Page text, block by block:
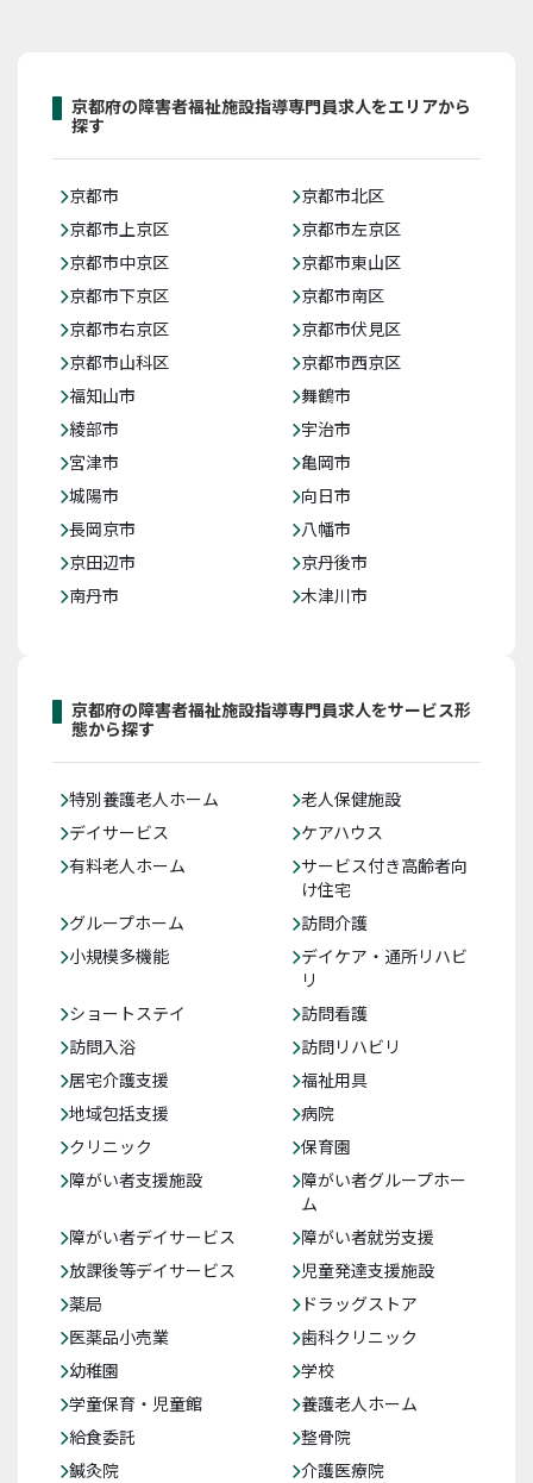
京都府の障害者福祉施設指導専門員求人をエリアから
探す
京都市
京都市北区
京都市上京区
京都市左京区
京都市中京区
京都市東山区
京都市下京区
京都市南区
京都市右京区
京都市伏見区
京都市山科区
京都市西京区
福知山市
舞鶴市
綾部市
宇治市
宮津市
亀岡市
城陽市
向日市
長岡京市
八幡市
京田辺市
京丹後市
南丹市
木津川市
京都府の障害者福祉施設指導専門員求人をサービス形
態から探す
特別養護老人ホーム
老人保健施設
デイサービス
ケアハウス
有料老人ホーム
サービス付き高齢者向
け住宅
グループホーム
訪問介護
小規模多機能
デイケア・通所リハビ
リ
ショートステイ
訪問看護
訪問入浴
訪問リハビリ
居宅介護支援
福祉用具
地域包括支援
病院
クリニック
保育園
障がい者支援施設
障がい者グループホー
ム
障がい者デイサービス
障がい者就労支援
放課後等デイサービス
児童発達支援施設
薬局
ドラッグストア
医薬品小売業
歯科クリニック
幼稚園
学校
学童保育・児童館
養護老人ホーム
給食委託
整骨院
鍼灸院
介護医療院